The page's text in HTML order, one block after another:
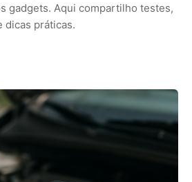
gadgets. Aqui compartilho testes,
dicas práticas.